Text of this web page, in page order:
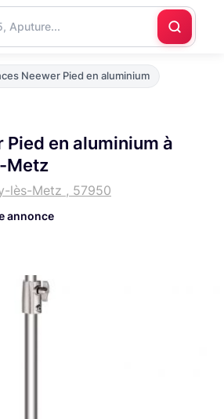
Neewer Pied en aluminium
Pied en aluminium à
Metz
lès-Metz , 57950
annonce